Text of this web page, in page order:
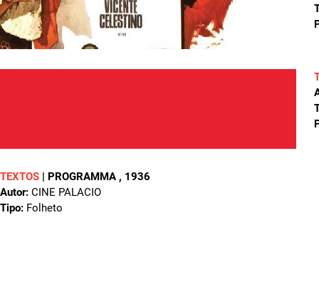
TEXTOS | PROGRAMMA , 1936
Autor: CINE PALACIO
Tipo: Folheto